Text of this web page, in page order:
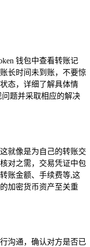
钱包中查看转账记
长时间未到账，不要惊
态，详细了解具体情
题并采取相应的解决
就像是为自己的转账交
对之需，交易凭证中包
账金额、手续费等,这
加密货币资产至关重
沟通，确认对方是否已